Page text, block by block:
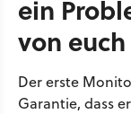
ein
von
Der erste
Garantie, dass